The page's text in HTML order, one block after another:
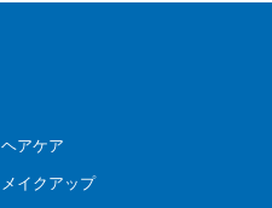
ヘアケア
メイクアップ